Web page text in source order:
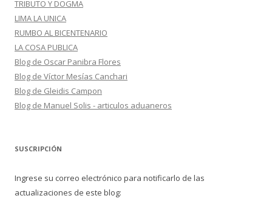
TRIBUTO Y DOGMA
LIMA LA UNICA
RUMBO AL BICENTENARIO
LA COSA PUBLICA
Blog de Oscar Panibra Flores
Blog de Víctor Mesías Canchari
Blog de Gleidis Campon
Blog de Manuel Solis - articulos aduaneros
SUSCRIPCIÓN
Ingrese su correo electrónico para notificarlo de las
actualizaciones de este blog: